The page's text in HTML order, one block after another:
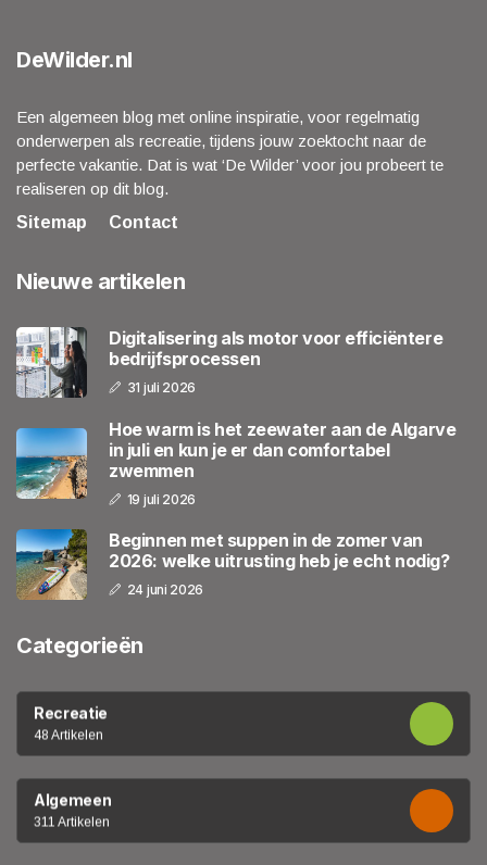
DeWilder.nl
Een algemeen blog met online inspiratie, voor regelmatig
onderwerpen als recreatie, tijdens jouw zoektocht naar de
perfecte vakantie. Dat is wat ‘De Wilder’ voor jou probeert te
realiseren op dit blog.
Sitemap
Contact
Nieuwe artikelen
Digitalisering als motor voor efficiëntere
bedrijfsprocessen
31 juli 2026
Hoe warm is het zeewater aan de Algarve
in juli en kun je er dan comfortabel
zwemmen
19 juli 2026
Beginnen met suppen in de zomer van
2026: welke uitrusting heb je echt nodig?
24 juni 2026
Categorieën
Recreatie
48 Artikelen
Algemeen
311 Artikelen